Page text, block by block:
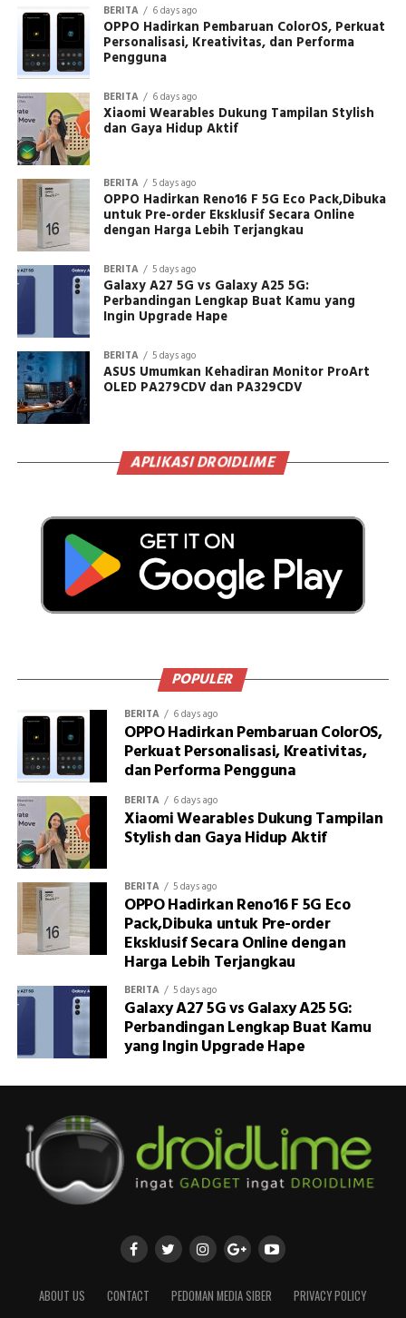
BERITA 6 days ago
OPPO Hadirkan Pembaruan ColorOS, Perkuat
Personalisasi, Kreativitas, dan Performa
Pengguna
BERITA 6 days ago
Xiaomi Wearables Dukung Tampilan Stylish
dan Gaya Hidup Aktif
BERITA 5 days ago
OPPO Hadirkan Reno16 F 5G Eco Pack,Dibuka
untuk Pre-order Eksklusif Secara Online
dengan Harga Lebih Terjangkau
BERITA 5 days ago
Galaxy A27 5G vs Galaxy A25 5G:
Perbandingan Lengkap Buat Kamu yang
Ingin Upgrade Hape
BERITA 5 days ago
ASUS Umumkan Kehadiran Monitor ProArt
OLED PA279CDV dan PA329CDV
APLIKASI DROIDLIME
POPULER
BERITA 6 days ago
OPPO Hadirkan Pembaruan ColorOS,
Perkuat Personalisasi, Kreativitas,
dan Performa Pengguna
BERITA 6 days ago
Xiaomi Wearables Dukung Tampilan
Stylish dan Gaya Hidup Aktif
BERITA 5 days ago
OPPO Hadirkan Reno16 F 5G Eco
Pack,Dibuka untuk Pre-order
Eksklusif Secara Online dengan
Harga Lebih Terjangkau
BERITA 5 days ago
Galaxy A27 5G vs Galaxy A25 5G:
Perbandingan Lengkap Buat Kamu
yang Ingin Upgrade Hape
ABOUT US CONTACT PEDOMAN MEDIA SIBER PRIVACY POLICY